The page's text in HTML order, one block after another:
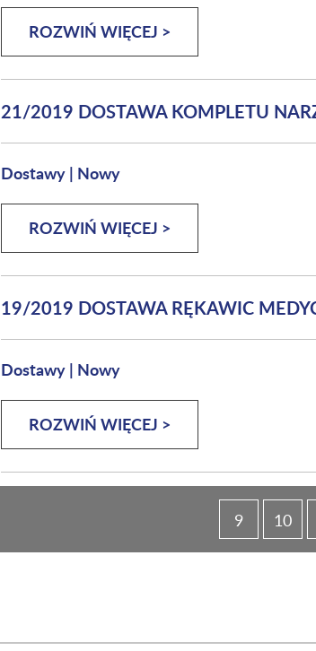
ROZWIŃ WIĘCEJ >
21/2019 DOSTAWA KOMPLETU
Dostawy| Nowy
ROZWIŃ WIĘCEJ >
19/2019 DOSTAWA RĘKAWIC
Dostawy| Nowy
ROZWIŃ WIĘCEJ >
9 10